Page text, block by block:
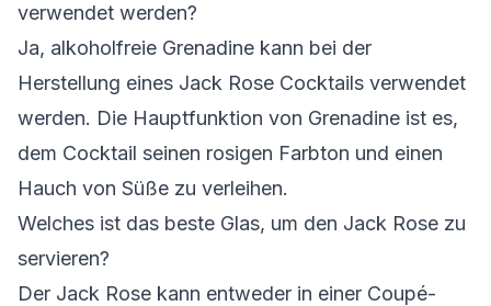
verwendet werden?
Ja, alkoholfreie Grenadine kann bei der
Herstellung eines Jack Rose Cocktails verwendet
werden. Die Hauptfunktion von Grenadine ist es,
dem Cocktail seinen rosigen Farbton und einen
Hauch von Süße zu verleihen.
Welches ist das beste Glas, um den Jack Rose zu
servieren?
Der Jack Rose kann entweder in einer Coupé-